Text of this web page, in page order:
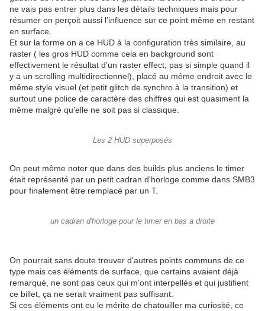
ne vais pas entrer plus dans les détails techniques mais pour
résumer on perçoit aussi l’influence sur ce point même en restant
en surface.
Et sur la forme on a ce HUD à la configuration très similaire, au
raster ( les gros HUD comme cela en background sont
effectivement le résultat d’un raster effect, pas si simple quand il
y a un scrolling multidirectionnel), placé au même endroit avec le
même style visuel (et petit glitch de synchro à la transition) et
surtout une police de caractère des chiffres qui est quasiment la
même malgré qu'elle ne soit pas si classique.
Les 2 HUD superposés
On peut même noter que dans des builds plus anciens le timer
était représenté par un petit cadran d'horloge comme dans SMB3
pour finalement être remplacé par un T.
un cadran d'horloge pour le timer en bas a droite
On pourrait sans doute trouver d'autres points communs de ce
type mais ces éléments de surface, que certains avaient déjà
remarqué, ne sont pas ceux qui m'ont interpellés et qui justifient
ce billet, ça ne serait vraiment pas suffisant.
Si ces éléments ont eu le mérite de chatouiller ma curiosité, ce